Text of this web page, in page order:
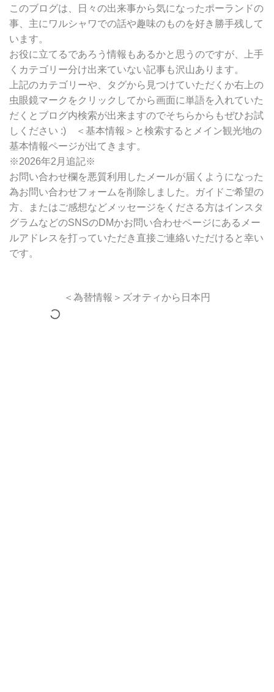
別
検
索
このブログは、日々の出来事から気になったポーランドの
事、主にワルシャワでの話や趣味のものを好き勝手残して
います。
お役に立てるであろう情報もあるかと思うのですが、上手
くカテゴリー分け出来ていない記事も沢山あります。
上記のカテゴリーや、タグから見つけていただくか右上の
虫眼鏡マークをクリックしてから画面に単語を入れていた
だくとブログ内検索が出来ますのでそちらからもぜひお試
しください :) ＜基本情報＞と検索するとメイン観光地の
基本情報ページが出てきます。
※2026年2月追記※
お問い合わせ欄を悪質利用したメールが届くようになった
為お問い合わせフォームを削除しました。ガイドご希望の
方、またはご感想などメッセージをくださる方はインスタ
グラムなどのSNSのDMかお問い合わせページにあるメー
ルアドレスを打っていただき直接ご連絡いただけると幸い
です。
＜為替情報＞ズオティから日本円